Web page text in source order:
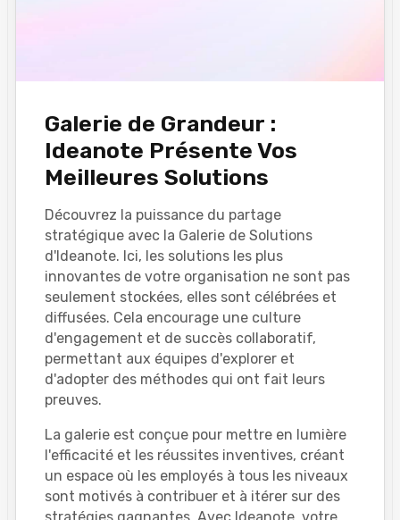
Galerie de Grandeur :
Ideanote Présente Vos
Meilleures Solutions
Découvrez la puissance du partage
stratégique avec la Galerie de Solutions
d'Ideanote. Ici, les solutions les plus
innovantes de votre organisation ne sont pas
seulement stockées, elles sont célébrées et
diffusées. Cela encourage une culture
d'engagement et de succès collaboratif,
permettant aux équipes d'explorer et
d'adopter des méthodes qui ont fait leurs
preuves.
La galerie est conçue pour mettre en lumière
l'efficacité et les réussites inventives, créant
un espace où les employés à tous les niveaux
sont motivés à contribuer et à itérer sur des